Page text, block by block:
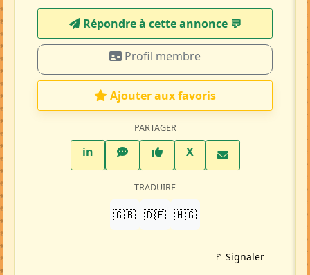
Répondre à cette annonce 💬​
Profil membre
Ajouter aux favoris
PARTAGER
inLinkedInWhatsAppFacebook
XTwitter X
TRADUIRE
🇬🇧 🇩🇪 🇲🇬
🚩 Signaler